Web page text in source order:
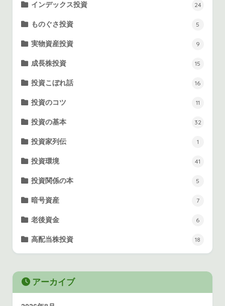
インデックス投資 24
ものぐさ投資 5
実物資産投資 9
成長株投資 15
投資こぼれ話 16
投資のコツ 11
投資の基本 32
投資家列伝 1
投資環境 41
投資関係の本 5
暗号資産 7
老後資金 6
高配当株投資 18
アーカイブ